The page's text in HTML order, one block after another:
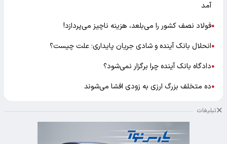
آمد
●فولاد نصف کشور را می‌بلعد، هزینه ناچیز می‌پردازد!
●انحلال بانک آینده و شادی جریان پایداری؛ علت چیست؟
●دادگاه بانک آینده چرا برگزار نمی‌شود؟
●ده متخلف بزرگ ارزی به زودی افشا می‌شوند
تبلیغات